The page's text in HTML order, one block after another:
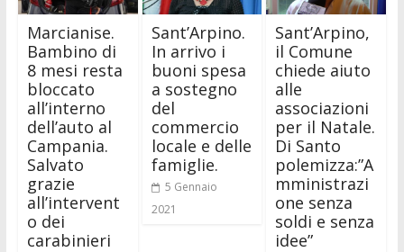
Marcianise.
Bambino di
8 mesi resta
bloccato
all’interno
dell’auto al
Campania.
Salvato
grazie
all’intervent
o dei
carabinieri
Sant’Arpino.
In arrivo i
buoni spesa
a sostegno
del
commercio
locale e delle
famiglie.
5 Gennaio
2021
Sant’Arpino,
il Comune
chiede aiuto
alle
associazioni
per il Natale.
Di Santo
polemizza:”A
mministrazi
one senza
soldi e senza
idee”